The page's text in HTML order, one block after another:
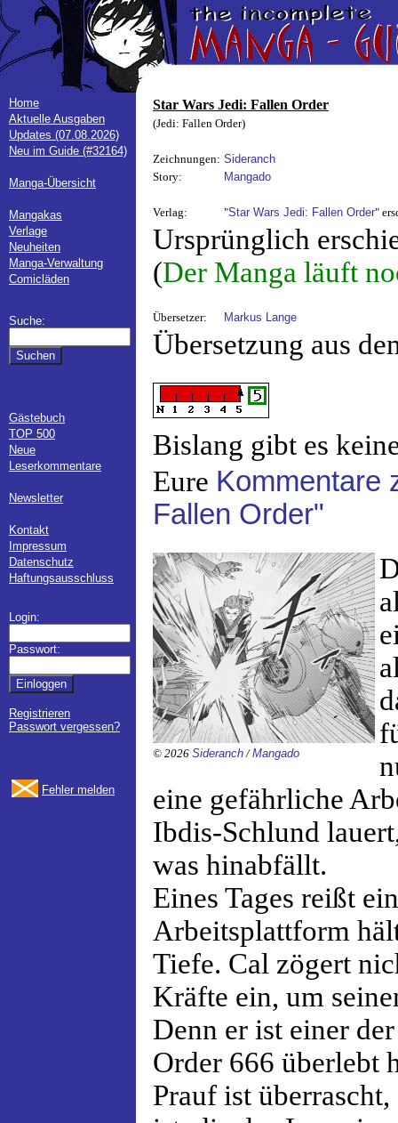
Home
Aktuelle Ausgaben
Updates (07.08.2026)
Neu im Guide (#32164)
Manga-Übersicht
Mangakas
Verlage
Neuheiten
Manga-Verwaltung
Comicläden
Suche:
Gästebuch
TOP 500
Neue
Leserkommentare
Newsletter
Kontakt
Impressum
Datenschutz
Haftungsausschluss
Login:
Passwort:
Registrieren
Passwort vergessen?
Fehler melden
Star Wars Jedi: Fallen Order
(Jedi: Fallen Order)
Zeichnungen: Sideranch
Story:
Mangado
Verlag: "Star Wars Jedi: Fallen Order"
Ursprünglich
(Der Manga läuft
Übersetzer: Markus Lange
Übersetzung aus
Bislang gibt es
Eure Kommentare
Fallen Order"
© 2026 Sideranch/Mangado
eine gefährliche
Ibdis-Schlund
was hinabfällt.
Eines Tages reißt
Arbeitsplattform
Tiefe. Cal zögert
Kräfte ein, um
Denn er ist einer
Order 666 überlebt
Prauf ist